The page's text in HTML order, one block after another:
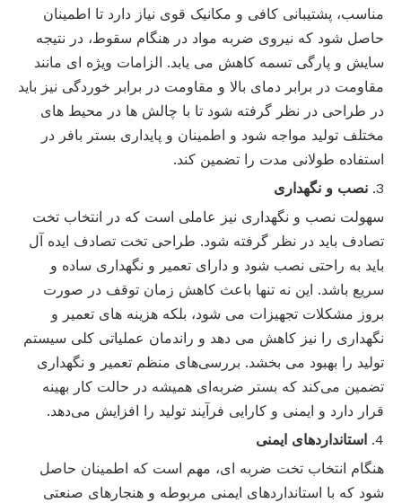
مناسب، پشتیبانی کافی و مکانیک قوی نیاز دارد تا اطمینان
حاصل شود که نیروی ضربه مواد در هنگام سقوط، در نتیجه
سایش و پارگی تسمه کاهش می یابد. الزامات ویژه ای مانند
مقاومت در برابر دمای بالا و مقاومت در برابر خوردگی نیز باید
در طراحی در نظر گرفته شود تا با چالش ها در محیط های
مختلف تولید مواجه شود و اطمینان و پایداری بستر بافر در
استفاده طولانی مدت را تضمین کند.
3. نصب و نگهداری
سهولت نصب و نگهداری نیز عاملی است که در انتخاب تخت
تصادف باید در نظر گرفته شود. طراحی تخت تصادف ایده آل
باید به راحتی نصب شود و دارای تعمیر و نگهداری ساده و
سریع باشد. این نه تنها باعث کاهش زمان توقف در صورت
بروز مشکلات تجهیزات می شود، بلکه هزینه های تعمیر و
نگهداری را نیز کاهش می دهد و راندمان عملیاتی کلی سیستم
تولید را بهبود می بخشد. بررسی‌های منظم تعمیر و نگهداری
تضمین می‌کند که بستر ضربه‌ای همیشه در حالت کار بهینه
قرار دارد و ایمنی و کارایی فرآیند تولید را افزایش می‌دهد.
4. استانداردهای ایمنی
هنگام انتخاب تخت ضربه ای، مهم است که اطمینان حاصل
شود که با استانداردهای ایمنی مربوطه و هنجارهای صنعتی